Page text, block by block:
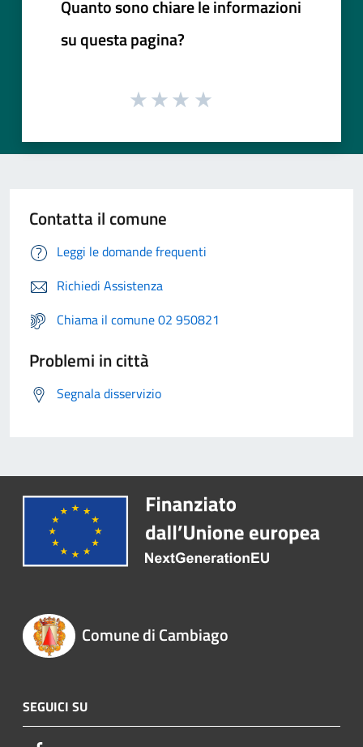
Quanto sono chiare le informazioni
su questa pagina?
Contatta il comune
Leggi le domande frequenti
Richiedi Assistenza
Chiama il comune 02 950821
Problemi in città
Segnala disservizio
Comune di Cambiago
SEGUICI SU